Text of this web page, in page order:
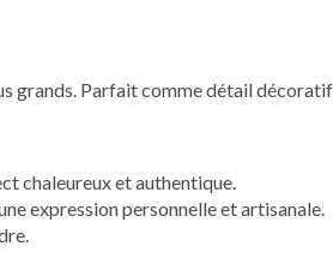
grands. Parfait comme détail
chaleureux et authentique.
expression personnelle et artisanale.